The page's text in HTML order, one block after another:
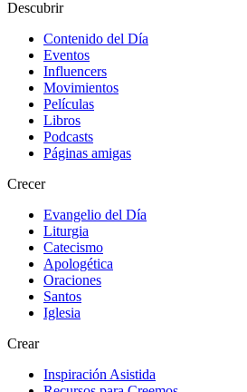
Descubrir
Contenido del Día
Eventos
Influencers
Movimientos
Películas
Libros
Podcasts
Páginas amigas
Crecer
Evangelio del Día
Liturgia
Catecismo
Apologética
Oraciones
Santos
Iglesia
Crear
Inspiración Asistida